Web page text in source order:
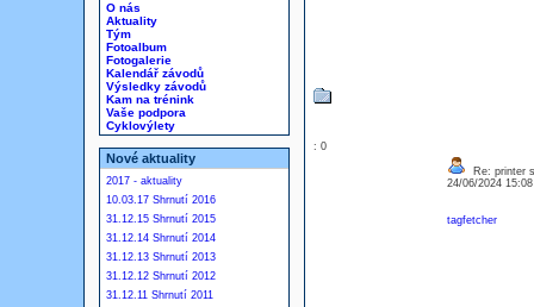
O nás
Aktuality
Tým
Fotoalbum
Fotogalerie
Kalendář závodů
Výsledky závodů
Kam na trénink
Vaše podpora
Cyklovýlety
Nové aktuality
2017 - aktuality
10.03.17 Shrnutí 2016
31.12.15 Shrnutí 2015
31.12.14 Shrnutí 2014
31.12.13 Shrnutí 2013
31.12.12 Shrnutí 2012
31.12.11 Shrnutí 2011
: 0
Re: printer
24/06/2024
tagfetcher